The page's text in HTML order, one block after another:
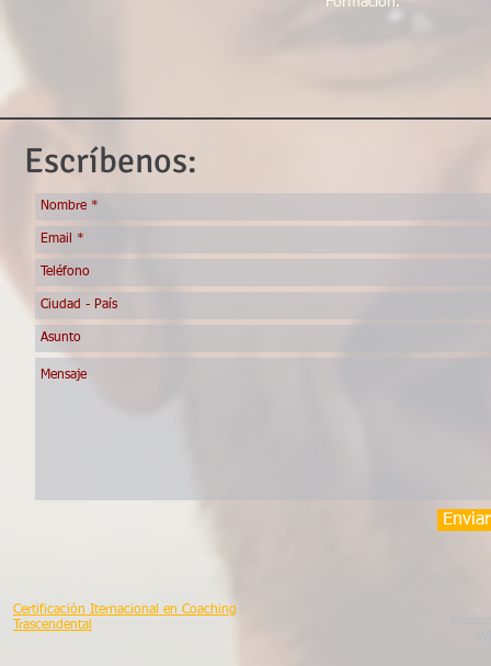
Escríbenos:
Enviar
Certificación Iternacional en Coaching
Trascendental